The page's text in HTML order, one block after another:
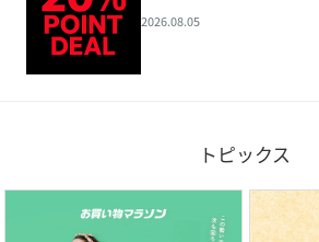
2026.08.05
トピックス